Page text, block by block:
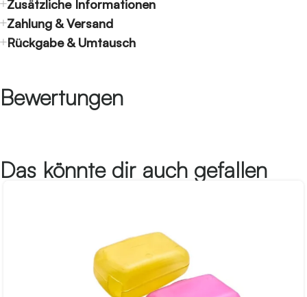
Zusätzliche Informationen
Zahlung & Versand
Rückgabe & Umtausch
Bewertungen
Das könnte dir auch gefallen